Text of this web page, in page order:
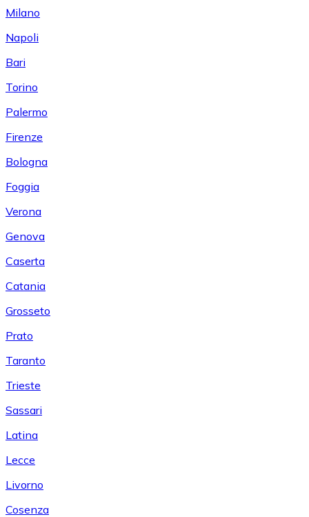
Milano
Napoli
Bari
Torino
Palermo
Firenze
Bologna
Foggia
Verona
Genova
Caserta
Catania
Grosseto
Prato
Taranto
Trieste
Sassari
Latina
Lecce
Livorno
Cosenza